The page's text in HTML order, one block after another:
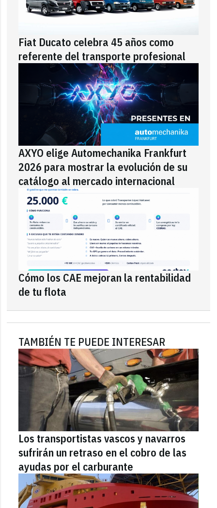
Fiat Ducato celebra 45 años como
referente del transporte profesional
AXYO elige Automechanika Frankfurt
2026 para mostrar la evolución de su
catálogo al mercado internacional
Cómo los CAE mejoran la rentabilidad
de tu flota
TAMBIÉN TE PUEDE INTERESAR
Los transportistas vascos y navarros
sufrirán un retraso en el cobro de las
ayudas por el carburante